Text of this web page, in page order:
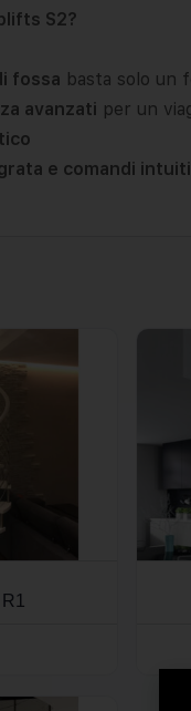
S2?
fossa basta solo un
avanzati per un
e comandi